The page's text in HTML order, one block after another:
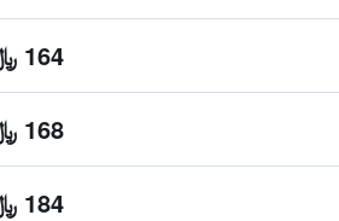
164 ﷼
168 ﷼
184 ﷼